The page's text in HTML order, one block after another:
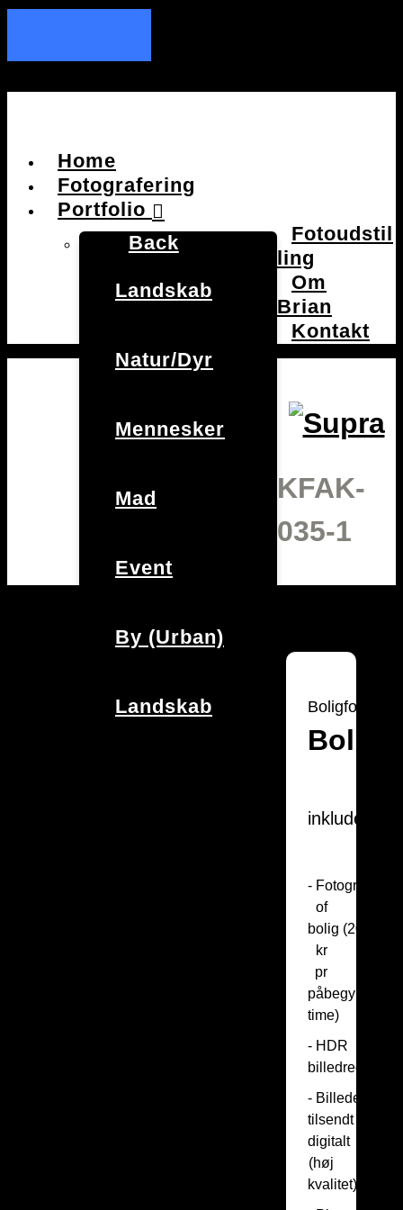
Home
Fotografering
Portfolio
Back
Landskab
Natur/Dyr
Mennesker
Mad
Event
By (Urban)
Landskab
Fotoudstil
ling
Om
Brian
Kontakt
KFAK-
035-1
Bolig
inkluderer:
- Fotografering
of
bolig (200
kr
pr
påbegyndt
time)
- HDR
- Billeder
tilsendt
digitalt
(høj
kvalitet)